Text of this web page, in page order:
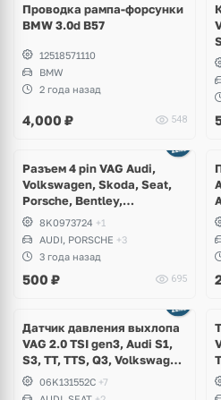
Проводка рампа-форсунки
BMW 3.0d B57
12518571110
BMW
2 года назад
4,000 ₽ 548
Разъем 4 pin VAG Audi,
Volkswagen, Skoda, Seat,
Porsche, Bentley,
Lamborghini
8K0973724 +1
AUDI, PORSCHE +3
3 года назад
500 ₽ 695
Датчик давления выхлопа
VAG 2.0 TSI gen3, Audi S1,
S3, TT, TTS, Q3, Volkswagen
Arteon, Golf 7.5 R, GTI,
Passat B8, Tiguan, T-Roc,
06K131552C +7